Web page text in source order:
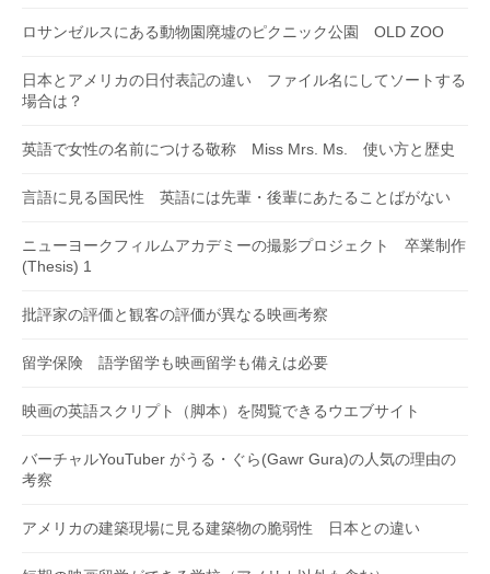
ロサンゼルスにある動物園廃墟のピクニック公園 OLD ZOO
日本とアメリカの日付表記の違い ファイル名にしてソートする
場合は？
英語で女性の名前につける敬称 Miss Mrs. Ms. 使い方と歴史
言語に見る国民性 英語には先輩・後輩にあたることばがない
ニューヨークフィルムアカデミーの撮影プロジェクト 卒業制作
(Thesis) 1
批評家の評価と観客の評価が異なる映画考察
留学保険 語学留学も映画留学も備えは必要
映画の英語スクリプト（脚本）を閲覧できるウエブサイト
バーチャルYouTuber がうる・ぐら(Gawr Gura)の人気の理由の
考察
アメリカの建築現場に見る建築物の脆弱性 日本との違い